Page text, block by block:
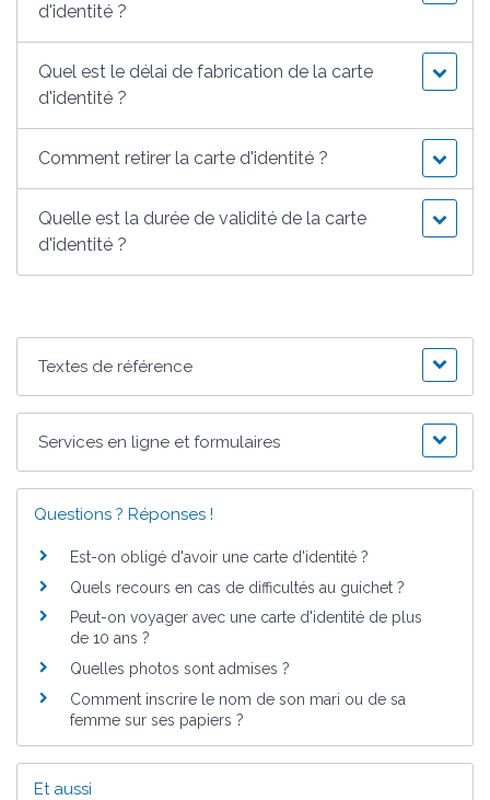
d'identité ?
Quel est le délai de fabrication de la carte
d'identité ?
Comment retirer la carte d'identité ?
Quelle est la durée de validité de la carte
d'identité ?
Textes de référence
Services en ligne et formulaires
Questions ? Réponses !
Est-on obligé d'avoir une carte d'identité ?
Quels recours en cas de difficultés au guichet ?
Peut-on voyager avec une carte d'identité de plus
de 10 ans ?
Quelles photos sont admises ?
Comment inscrire le nom de son mari ou de sa
femme sur ses papiers ?
Et aussi